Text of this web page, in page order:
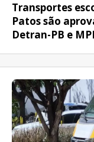
Transportes
Patos são
Detran-PB e